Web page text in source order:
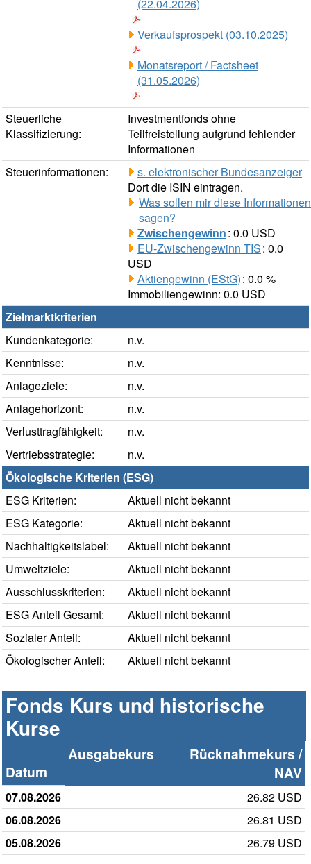
(22.04.2026)
Verkaufsprospekt (03.10.2025)
Monatsreport / Factsheet
(31.05.2026)
Steuerliche
Klassifizierung:
Investmentfonds ohne
Teilfreistellung aufgrund fehlender
Informationen
Steuerinformationen:
s. elektronischer Bundesanzeiger
Dort die ISIN eintragen.
Was sollen mir diese Informationen
sagen?
Zwischengewinn: 0.0 USD
EU-Zwischengewinn TIS: 0.0
USD
Aktiengewinn (EStG): 0.0 %
Immobiliengewinn: 0.0 USD
Zielmarktkriterien
Kundenkategorie:
n.v.
Kenntnisse:
n.v.
Anlageziele:
n.v.
Anlagehorizont:
n.v.
Verlusttragfähigkeit:
n.v.
Vertriebsstrategie:
n.v.
Ökologische Kriterien (ESG)
ESG Kriterien:
Aktuell nicht bekannt
ESG Kategorie:
Aktuell nicht bekannt
Nachhaltigkeitslabel:
Aktuell nicht bekannt
Umweltziele:
Aktuell nicht bekannt
Ausschlusskriterien:
Aktuell nicht bekannt
ESG Anteil Gesamt:
Aktuell nicht bekannt
Sozialer Anteil:
Aktuell nicht bekannt
Ökologischer Anteil:
Aktuell nicht bekannt
Fonds Kurs und historische
Kurse
Datum
Ausgabekurs
Rücknahmekurs /
NAV
07.08.2026
26.82 USD
06.08.2026
26.81 USD
05.08.2026
26.79 USD